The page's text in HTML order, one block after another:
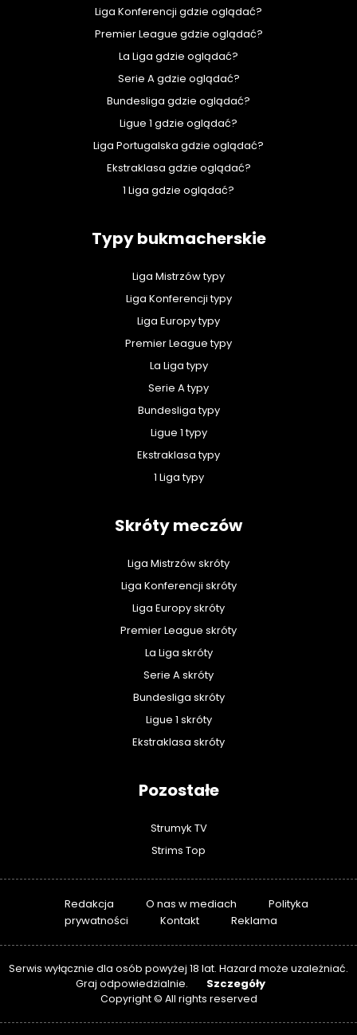
Liga Konferencji gdzie oglądać?
Premier League gdzie oglądać?
La Liga gdzie oglądać?
Serie A gdzie oglądać?
Bundesliga gdzie oglądać?
Ligue 1 gdzie oglądać?
Liga Portugalska gdzie oglądać?
Ekstraklasa gdzie oglądać?
1 Liga gdzie oglądać?
Typy bukmacherskie
Liga Mistrzów typy
Liga Konferencji typy
Liga Europy typy
Premier League typy
La Liga typy
Serie A typy
Bundesliga typy
Ligue 1 typy
Ekstraklasa typy
1 Liga typy
Skróty meczów
Liga Mistrzów skróty
Liga Konferencji skróty
Liga Europy skróty
Premier League skróty
La Liga skróty
Serie A skróty
Bundesliga skróty
Ligue 1 skróty
Ekstraklasa skróty
Pozostałe
Strumyk TV
Strims Top
Redakcja O nas w mediach
Polityka
prywatności
Kontakt Reklama
Serwis wyłącznie dla osób powyżej 18 lat. Hazard może uzależniać.
Graj odpowiedzialnie.
Szczegóły
Copyright © All rights reserved